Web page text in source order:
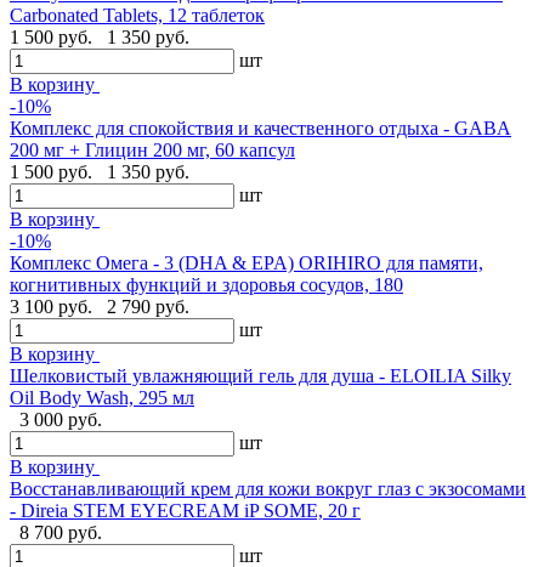
Carbonated Tablets, 12 таблеток
1 500 руб.
1 350 руб.
шт
В корзину
-10%
Комплекс для спокойствия и качественного отдыха - GABA
200 мг + Глицин 200 мг, 60 капсул
1 500 руб.
1 350 руб.
шт
В корзину
-10%
Комплекс Омега - 3 (DHA & EPA) ORIHIRO для памяти,
когнитивных функций и здоровья сосудов, 180
3 100 руб.
2 790 руб.
шт
В корзину
Шелковистый увлажняющий гель для душа - ELOILIA Silky
Oil Body Wash, 295 мл
3 000 руб.
шт
В корзину
Восстанавливающий крем для кожи вокруг глаз с экзосомами
- Direia STEM EYECREAM iP SOME, 20 г
8 700 руб.
шт